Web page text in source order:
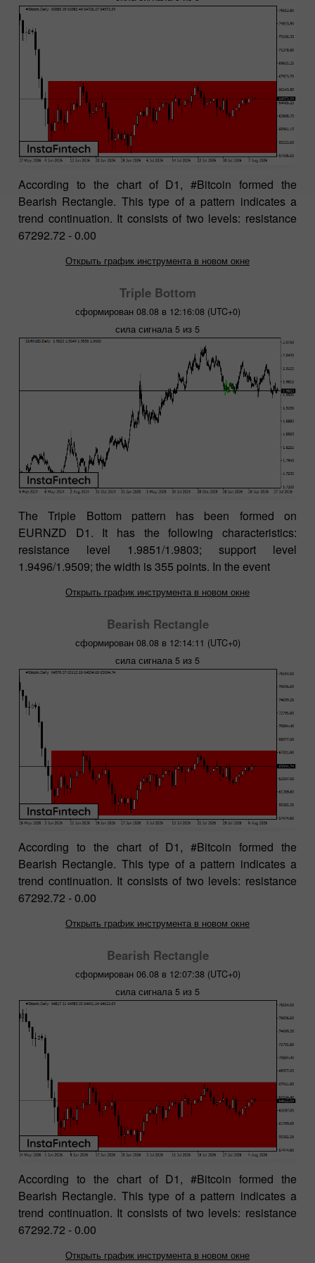
According to the chart of D1, #Bitcoin formed the
Bearish Rectangle. This type of a pattern indicates a
trend continuation. It consists of two levels: resistance
67292.72 - 0.00
Открыть график инструмента в новом окне
Triple Bottom
сформирован 08.08 в 12:16:08 (UTC+0)
сила сигнала 5 из 5
The Triple Bottom pattern has been formed on
EURNZD D1. It has the following characteristics:
resistance level 1.9851/1.9803; support level
1.9496/1.9509; the width is 355 points. In the event
Открыть график инструмента в новом окне
Bearish Rectangle
сформирован 08.08 в 12:14:11 (UTC+0)
сила сигнала 5 из 5
According to the chart of D1, #Bitcoin formed the
Bearish Rectangle. This type of a pattern indicates a
trend continuation. It consists of two levels: resistance
67292.72 - 0.00
Открыть график инструмента в новом окне
Bearish Rectangle
сформирован 06.08 в 12:07:38 (UTC+0)
сила сигнала 5 из 5
According to the chart of D1, #Bitcoin formed the
Bearish Rectangle. This type of a pattern indicates a
trend continuation. It consists of two levels: resistance
67292.72 - 0.00
Открыть график инструмента в новом окне